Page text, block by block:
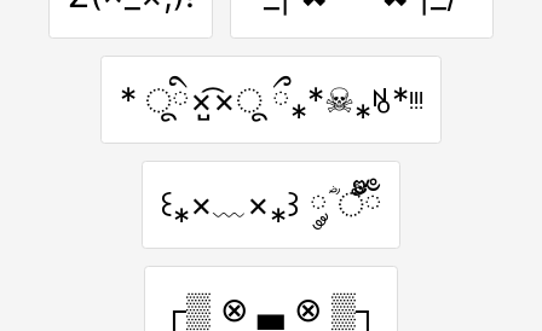
* ूི×̺͡×ू ྀ⁎*☠⁎ꂚ*ᵎᵎᵎ
꒰⁎×﹏×⁎꒱ ༘ؓ ँั๊ྃ
┌▒ ⊗ ▃ ⊗ ▒┐